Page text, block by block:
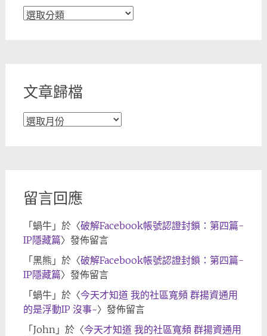
文
文章歸檔
文
留言回應
「蝸牛」於〈破解Facebook帳號認證封鎖：第四篇-
IP隱藏篇〉發佈留言
「黑熊 」於〈破解Facebook帳號認證封鎖：第四篇-
IP隱藏篇〉發佈留言
「蝸牛」於〈今天才知道 我的社區寬頻 群揚資通用
的是浮動IP 沒事~〉發佈留言
「John 」於〈今天才知道 我的社區寬頻 群揚資通用